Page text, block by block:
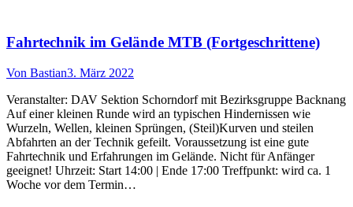
Fahrtechnik im Gelände MTB (Fortgeschrittene)
Von Bastian3. März 2022
Veranstalter: DAV Sektion Schorndorf mit Bezirksgruppe Backnang
Auf einer kleinen Runde wird an typischen Hindernissen wie
Wurzeln, Wellen, kleinen Sprüngen, (Steil)Kurven und steilen
Abfahrten an der Technik gefeilt. Voraussetzung ist eine gute
Fahrtechnik und Erfahrungen im Gelände. Nicht für Anfänger
geeignet! Uhrzeit: Start 14:00 | Ende 17:00 Treffpunkt: wird ca. 1
Woche vor dem Termin…